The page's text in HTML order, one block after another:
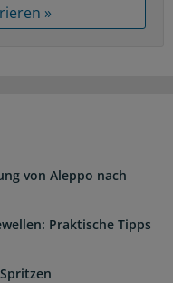
»
von Aleppo nach
Praktische Tipps